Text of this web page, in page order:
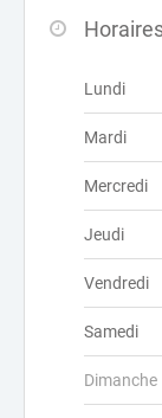
Lundi
Mardi
Mercredi
Jeudi
Vendredi
Samedi
Dimanche